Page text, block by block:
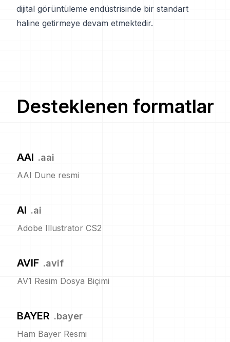
dijital görüntüleme endüstrisinde bir standart
haline getirmeye devam etmektedir.
Desteklenen formatlar
AAI .aai
AAI Dune resmi
AI .ai
Adobe Illustrator CS2
AVIF .avif
AV1 Resim Dosya Biçimi
BAYER .bayer
Ham Bayer Resmi